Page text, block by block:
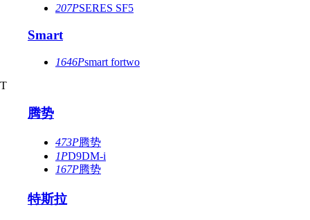
207PSERES SF5
Smart
1646Psmart fortwo
T
腾势
473P腾势
1PD9DM-i
167P腾势
特斯拉